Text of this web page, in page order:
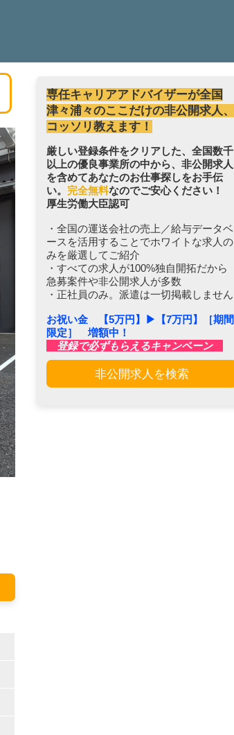
専任キャリアアドバイザーが全国
津々浦々のここだけの非公開求人、
コッソリ教えます！
厳しい登録条件をクリアした、全国数千
以上の優良事業所の中から、非公開求人
を含めてあなたのお仕事探しをお手伝
い。 完全無料なのでご安心ください！
厚生労働大臣認可
・全国の運送会社の売上／給与データベ
ースを活用することでホワイトな求人の
みを厳選してご紹介
・すべての求人が100%独自開拓だから
急募案件や非公開求人が多数
・正社員のみ。派遣は一切掲載しません
お祝い金 【5万円】▶︎【7万円】［期間
限定］ 増額中！
登録で必ずもらえるキャンペーン
非公開求人を検索